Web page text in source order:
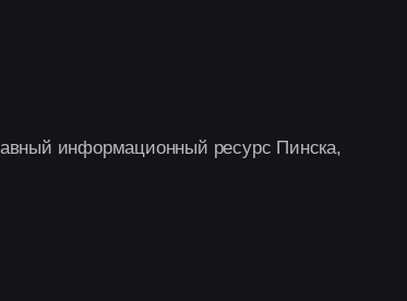
информационный ресурс Пинска,